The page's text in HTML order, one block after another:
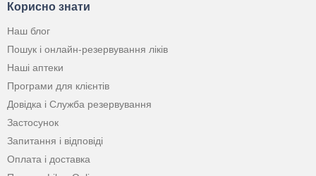
Корисно знати
Наш блог
Пошук і онлайн-резервування ліків
Наші аптеки
Програми для клієнтів
Довідка і Служба резервування
Застосунок
Запитання і відповіді
Оплата і доставка